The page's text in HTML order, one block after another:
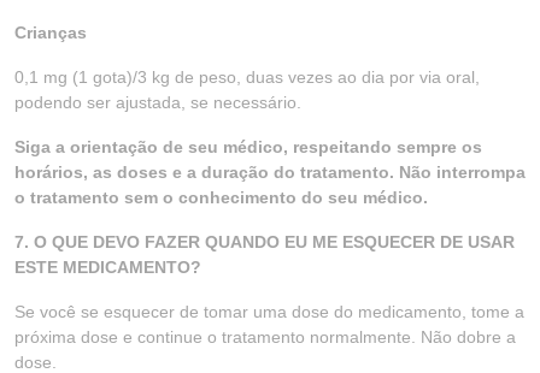
Crianças
0,1 mg (1 gota)/3 kg de peso, duas vezes ao dia por via oral,
podendo ser ajustada, se necessário.
Siga a orientação de seu médico, respeitando sempre os
horários, as doses e a duração do tratamento. Não interrompa
o tratamento sem o conhecimento do seu médico.
7. O QUE DEVO FAZER QUANDO EU ME ESQUECER DE USAR
ESTE MEDICAMENTO?
Se você se esquecer de tomar uma dose do medicamento, tome a
próxima dose e continue o tratamento normalmente. Não dobre a
dose.